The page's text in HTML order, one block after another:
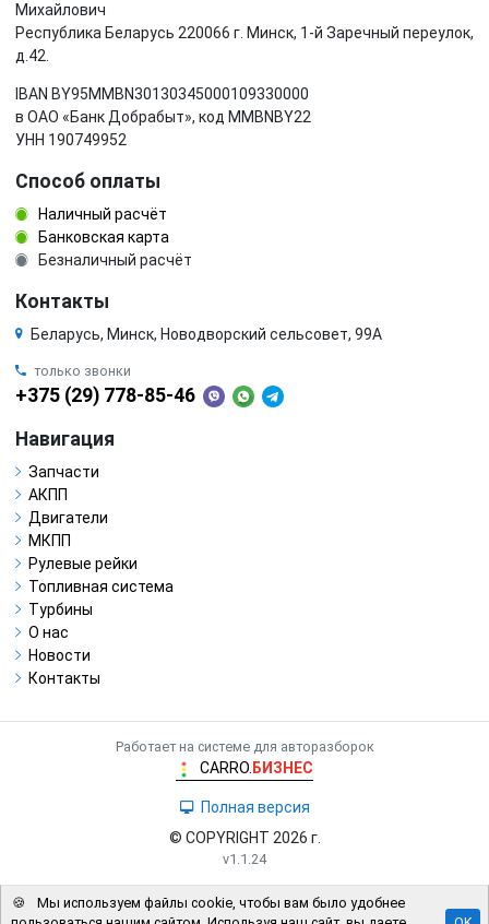
Михайлович
Республика Беларусь 220066 г. Минск, 1-й Заречный переулок,
д.42.
IBAN BY95MMBN30130345000109330000
в ОАО «Банк Добрабыт», код MMBNBY22
УНН 190749952
Способ оплаты
Наличный расчёт
Банковская карта
Безналичный расчёт
Контакты
Беларусь, Минск, Новодворский сельсовет, 99А
только звонки
+375 (29) 778-85-46
Навигация
Запчасти
АКПП
Двигатели
МКПП
Рулевые рейки
Топливная система
Турбины
О нас
Новости
Контакты
Работает на системе для авторазборок
CARRO. БИЗНЕС
Полная версия
© COPYRIGHT 2026 г.
v1.1.24
🍪
Мы используем файлы cookie, чтобы вам было удобнее